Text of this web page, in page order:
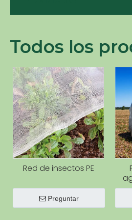
Todos los
Red de insectos PE
Preguntar